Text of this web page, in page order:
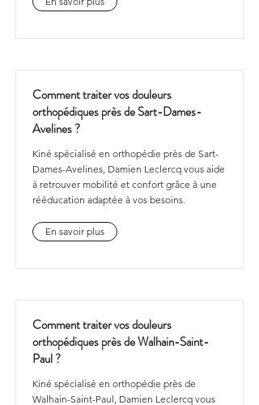
Comment traiter vos douleurs
orthopédiques près de Sart-Dames-
Avelines ?
Kiné spécialisé en orthopédie près de Sart-
Dames-Avelines, Damien Leclercq vous aide
à retrouver mobilité et confort grâce à une
rééducation adaptée à vos besoins.
En savoir plus
Comment traiter vos douleurs
orthopédiques près de Walhain-Saint-
Paul ?
Kiné spécialisé en orthopédie près de
Walhain-Saint-Paul, Damien Leclercq vous